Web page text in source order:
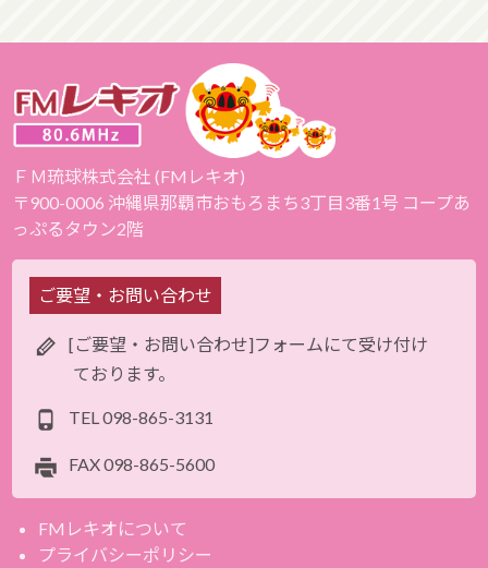
ＦＭ琉球株式会社 (FMレキオ)
〒900-0006 沖縄県那覇市おもろまち3丁目3番1号 コープあ
っぷるタウン2階
ご要望・お問い合わせ
[ご要望・お問い合わせ]フォームにて受け付け
ております。
TEL 098-865-3131
FAX098-865-5600
FMレキオについて
プライバシーポリシー